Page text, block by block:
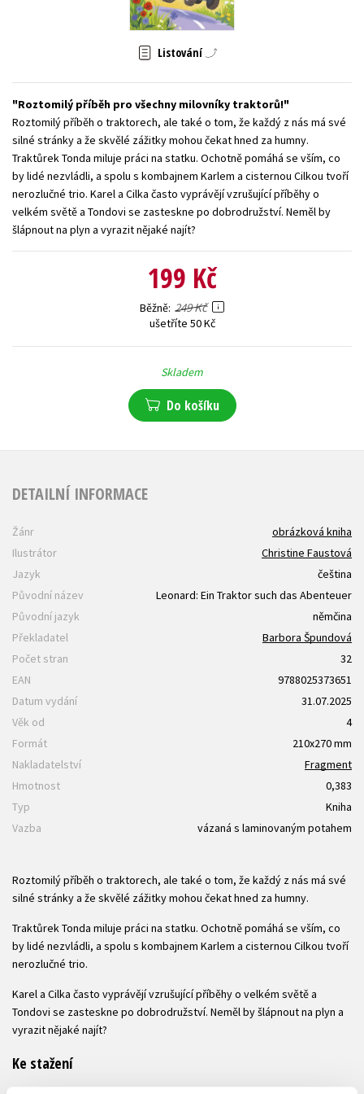
Zahraniční literatura
Všechny tituly
Listování
Roztomilý příběh pro všechny milovníky traktorů!
Roztomilý příběh o traktorech, ale také o tom, že každý z nás má své
silné stránky a že skvělé zážitky mohou čekat hned za humny.
Traktůrek Tonda miluje práci na statku. Ochotně pomáhá se vším, co
by lidé nezvládli, a spolu s kombajnem Karlem a cisternou Cilkou tvoří
nerozlučné trio. Karel a Cilka často vyprávějí vzrušující příběhy o
velkém světě a Tondovi se zasteskne po dobrodružství. Neměl by
šlápnout na plyn a vyrazit nějaké najít?
199 Kč
Běžně 249 Kč
ušetříte 50 Kč
Skladem
Do košíku
DETAILNÍ INFORMACE
Žánr
obrázková kniha
Ilustrátor
Christine Faustová
Jazyk
čeština
Původní název
Leonard: Ein Traktor such das Abenteuer
Původní jazyk
němčina
Překladatel
Barbora Špundová
Počet stran
32
EAN
9788025373651
Datum vydání
31.07.2025
Věk od
4
Formát
210x270 mm
Nakladatelství
Fragment
Hmotnost
0,383
Typ
Kniha
Vazba
vázaná s laminovaným potahem
Roztomilý příběh o traktorech, ale také o tom, že každý z nás má své
silné stránky a že skvělé zážitky mohou čekat hned za humny.
Traktůrek Tonda miluje práci na statku. Ochotně pomáhá se vším, co
by lidé nezvládli, a spolu s kombajnem Karlem a cisternou Cilkou tvoří
nerozlučné trio.
Karel a Cilka často vyprávějí vzrušující příběhy o velkém světě a
Tondovi se zasteskne po dobrodružství. Neměl by šlápnout na plyn a
vyrazit nějaké najít?
Ke stažení